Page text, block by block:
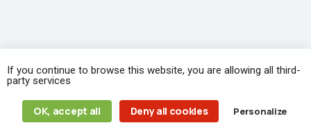
If you continue to browse this website, you are allowing all third-
party services
OK, accept all Deny all cookies Personalize